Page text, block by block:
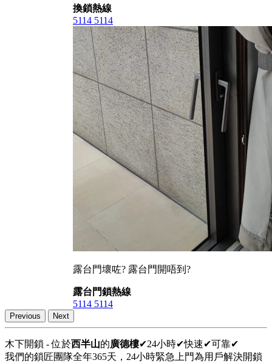
換鎖熱線
5114 5114
露台門壞咗? 露台門開唔到?
露台門鎖熱線
5114 5114
Previous Next
木下開鎖 - 位於西半山的廣德樓✔24小時✔快速✔可靠✔
我們的鎖匠團隊全年365天，24小時緊急上門為用戶解決開鎖